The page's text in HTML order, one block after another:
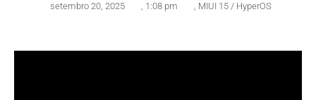
setembro 20, 2025 , 1:08 pm , MIUI 15 / HyperOS